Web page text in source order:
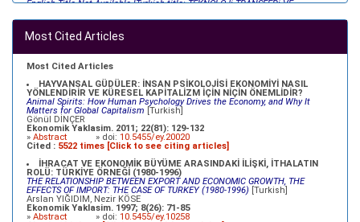
English Title Not Available [Turkish title: TEKNOLOJi TRANSFERi VE
Refik ÜREYEN, Metin DURGUT, Müfit AKYOS, Oğuz KARAKOÇ
Ekonomik Yaklasim. 2003; 14(47 - Proceedings): 69-92
»Abstract » doi:10.5455/ey.10379
XVII. YÜZYILDA OSMANLILAR VE MERKANTİLİSTLER
English Title Not Available [Turkish Title:XVII. YÜZYILDA OSMANLILAR VE
Mehmet BULUT
Ekonomik Yaklasim. 2000; 11(39): 23-35
»Abstract » doi:10.5455/ey.10334
Most Cited Articles
Most Cited Articles
HAYVANSAL GÜDÜLER: İNSAN PSİKOLOJİSİ EKONOMİYİ NASIL
YÖNLENDİRİR VE KÜRESEL KAPİTALİZM İÇİN NİÇİN ÖNEMLİDİR?
Animal Spirits: How Human Psychology Drives the Economy, and Why It
Matters for Global Capitalism [Turkish]
Gönül DİNÇER
Ekonomik Yaklasim. 2011; 22(81): 129-132
» Abstract » doi: 10.5455/ey.20020
Cited : 5522 times [Click to see citing articles]
İHRACAT VE EKONOMİK BÜYÜME ARASINDAKİ İLİŞKİ, İTHALATIN
ROLÜ: TÜRKİYE ÖRNEĞİ (1980-1996)
THE RELATIONSHIP BETWEEN EXPORT AND ECONOMIC GROWTH, THE
EFFECTS OF IMPORT: THE CASE OF TURKEY (1980-1996) [Turkish]
Arslan YIĞIDIM, Nezir KÖSE
Ekonomik Yaklasim. 1997; 8(26): 71-85
» Abstract » doi: 10.5455/ey.10258